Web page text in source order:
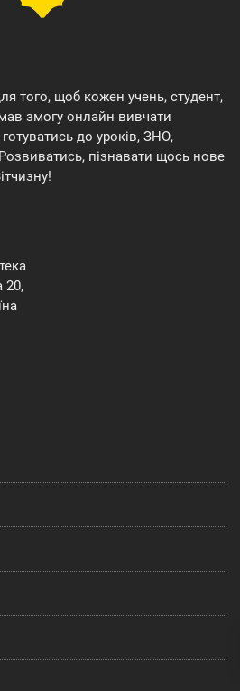
того, щоб кожен учень, студент,
змогу онлайн вивчати
до уроків, ЗНО,
пізнавати щось нове
20,